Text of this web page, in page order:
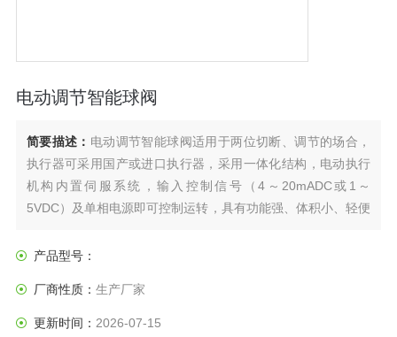
电动调节智能球阀
简要描述： 电动调节智能球阀适用于两位切断、调节的场合，
执行器可采用国产或进口执行器，采用一体化结构，电动执行
机构内置伺服系统，输入控制信号（4～20mADC或1～
5VDC）及单相电源即可控制运转，具有功能强、体积小、轻便
粘稠，含颗粒，纤维性质的场合。目前智能型电动球阀广泛应
产品型号：
厂商性质： 生产厂家
更新时间： 2026-07-15